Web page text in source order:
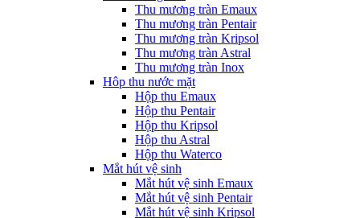
Thu mương tràn Emaux
Thu mương tràn Pentair
Thu mương tràn Kripsol
Thu mương tràn Astral
Thu mương tràn Inox
Hôp thu nước mặt
Hộp thu Emaux
Hộp thu Pentair
Hộp thu Kripsol
Hộp thu Astral
Hộp thu Waterco
Mắt hút vệ sinh
Mắt hút vệ sinh Emaux
Mắt hút vệ sinh Pentair
Mắt hút vệ sinh Kripsol